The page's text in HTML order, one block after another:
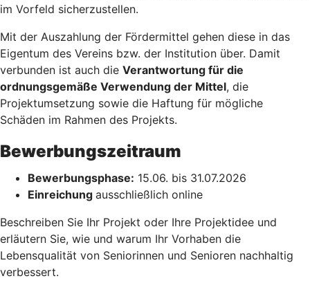
im Vorfeld sicherzustellen.
Mit der Auszahlung der Fördermittel gehen diese in das
Eigentum des Vereins bzw. der Institution über. Damit
verbunden ist auch die Verantwortung für die
ordnungsgemäße Verwendung der Mittel, die
Projektumsetzung sowie die Haftung für mögliche
Schäden im Rahmen des Projekts.
Bewerbungszeitraum
Bewerbungsphase: 15.06. bis 31.07.2026
Einreichung ausschließlich online
Beschreiben Sie Ihr Projekt oder Ihre Projektidee und
erläutern Sie, wie und warum Ihr Vorhaben die
Lebensqualität von Seniorinnen und Senioren nachhaltig
verbessert.